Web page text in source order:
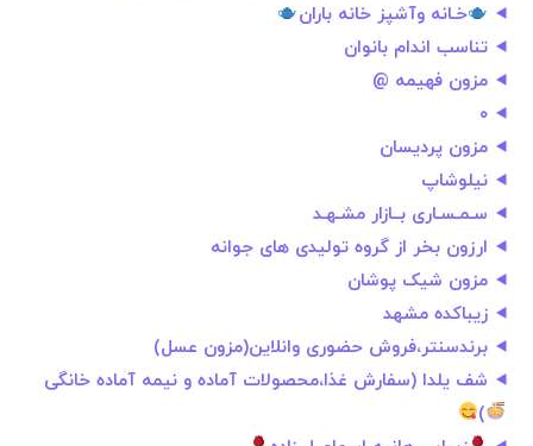
خـانه وآشپز خانه باران
تناسب اندام بانوان
مزون فهیمه @
۰
مزون پردیسان
نیلوشاپ
سـمـسـاری بــازار مشـهـد
ارزون بخر از گروه تولیدی های جوانه
مزون شیک پوشان
زيباكده مشهد
برندسنتر،فروش حضوری وانلاین(مزون عسل)
شف یلدا (سفارش غذا،محصولات آماده و نیمه آماده خانگی
)